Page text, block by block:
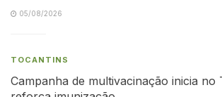
05/08/2026
TOCANTINS
Campanha de multivacinação inicia no